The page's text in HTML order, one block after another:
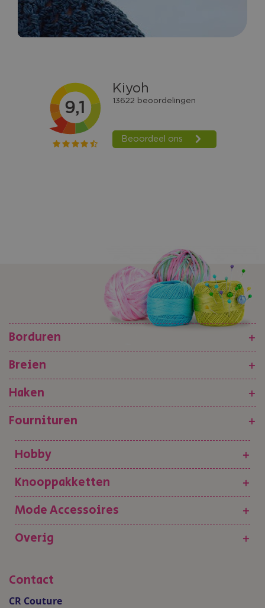
Borduren
+
Breien
+
Haken
+
Fournituren
+
Hobby
+
Knooppakketten
+
Mode Accessoires
+
Overig
+
Contact
CR Couture